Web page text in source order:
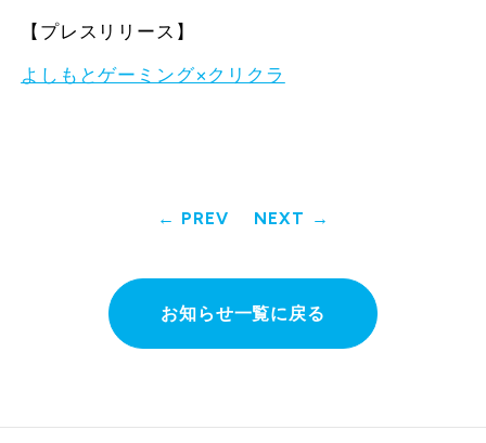
【プレスリリース】
よしもとゲーミング×クリクラ
PREV NEXT
お知らせ一覧に戻る